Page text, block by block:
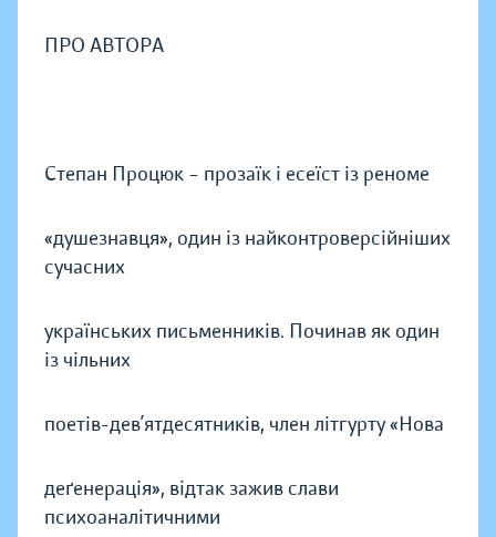
ПРО АВТОРА
Степан Процюк – прозаїк і есеїст із реноме
«душезнавця», один із найконтроверсійніших
сучасних
українських письменників. Починав як один
із чільних
поетів-дев’ятдесятників, член літгурту «Нова
деґенерація», відтак зажив слави
психоаналітичними